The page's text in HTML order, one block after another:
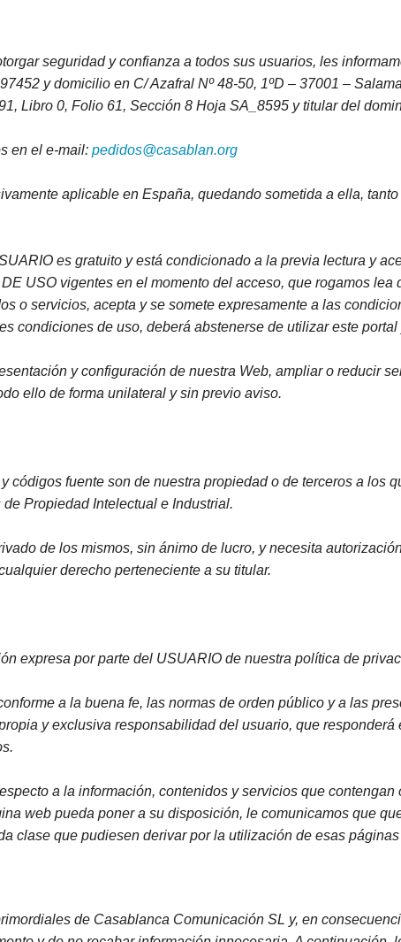
INFANTIL
EDUCACIÓN Y FAMILIA
PAPA FRANCISCO
ÁLVARO DEL PORTILLO
VARIOS
ADULTOS
VER TODOS
EDUCACIÓN Y FAMILIA
JUVENIL
HAGIOGRAFÍA Y BIOGRAFIAS
SAN JOSEMARÍA
VARIOS
ÁLVARO DEL PORTILLO
AÑO JUBILAR 2025
seguridad y confianza a todos sus usuarios, les
y domicilio en C/ Azafral Nº 48-50, 1ºD – 37001 –
Libro 0, Folio 61, Sección 8 Hoja SA_8595 y titular del
en el e-mail:pedidos@casablan.org
aplicable en España, quedando sometida a ella,
es gratuito y está condicionado a la previa lectura y
USO vigentes en el momento del acceso, que rogamos lea
o servicios, acepta y se somete expresamente a las
condiciones de uso, deberá abstenerse de utilizar este
y configuración de nuestra Web, ampliar o reducir
ello de forma unilateral y sin previo aviso.
códigos fuente son de nuestra propiedad o de terceros a los
Propiedad Intelectual e Industrial.
de los mismos, sin ánimo de lucro, y necesita
derecho perteneciente a su titular.
expresa por parte del USUARIO de nuestra política de
a la buena fe, las normas de orden público y a las
y exclusiva responsabilidad del usuario, que
a la información, contenidos y servicios que
web pueda poner a su disposición, le comunicamos que
clase que pudiesen derivar por la utilización de esas
de Casablanca Comunicación SL y, en